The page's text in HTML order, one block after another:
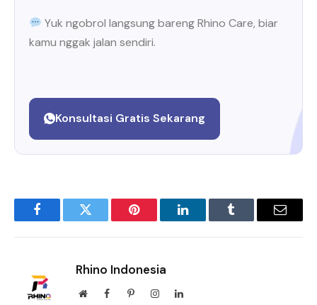
Yuk ngobrol langsung bareng Rhino Care, biar
kamu nggak jalan sendiri.
Konsultasi Gratis Sekarang
FacebookTwitter Pinterest LinkedInTumblr Email
Rhino Indonesia
WebsiteFacebookPinterestInstagramLinkedIn